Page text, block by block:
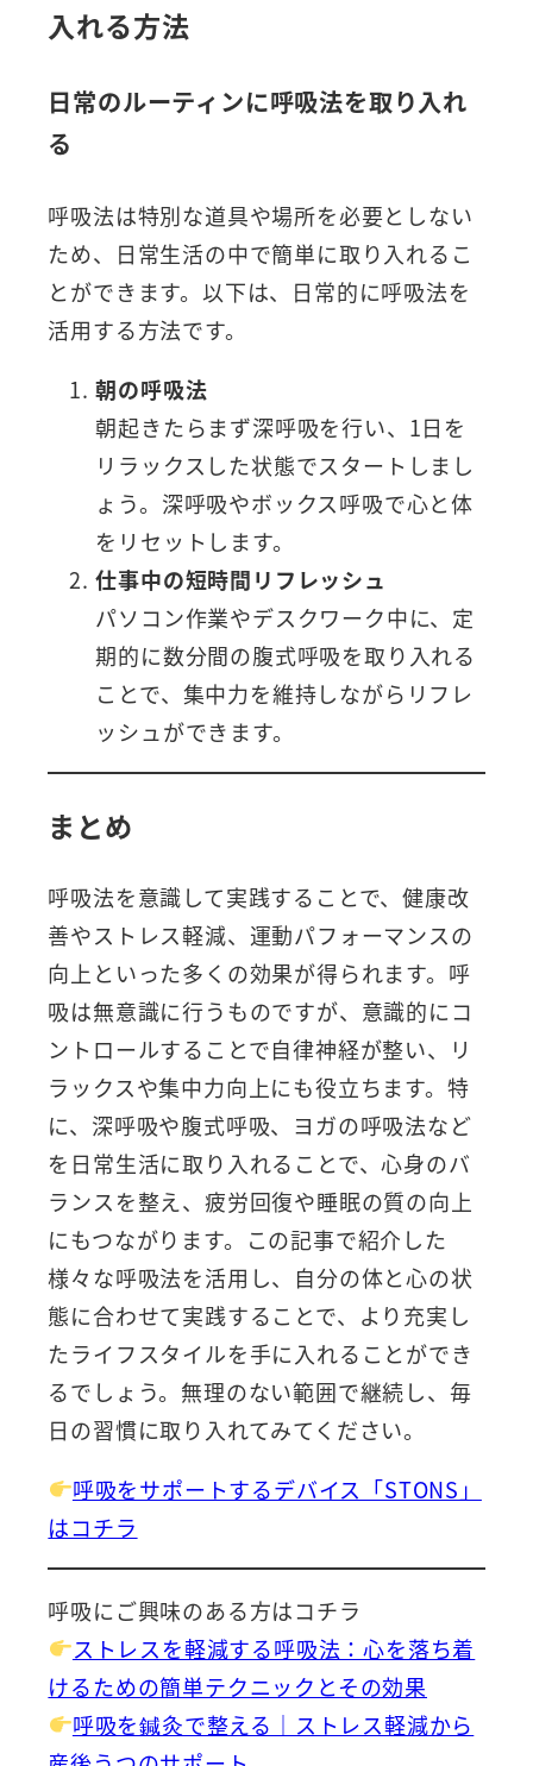
入れる方法
日常のルーティンに呼吸法を取り入れ
る
呼吸法は特別な道具や場所を必要としない
ため、日常生活の中で簡単に取り入れるこ
とができます。以下は、日常的に呼吸法を
活用する方法です。
朝の呼吸法
朝起きたらまず深呼吸を行い、1日を
リラックスした状態でスタートしまし
ょう。深呼吸やボックス呼吸で心と体
をリセットします。
仕事中の短時間リフレッシュ
パソコン作業やデスクワーク中に、定
期的に数分間の腹式呼吸を取り入れる
ことで、集中力を維持しながらリフレ
ッシュができます。
まとめ
呼吸法を意識して実践することで、健康改
善やストレス軽減、運動パフォーマンスの
向上といった多くの効果が得られます。呼
吸は無意識に行うものですが、意識的にコ
ントロールすることで自律神経が整い、リ
ラックスや集中力向上にも役立ちます。特
に、深呼吸や腹式呼吸、ヨガの呼吸法など
を日常生活に取り入れることで、心身のバ
ランスを整え、疲労回復や睡眠の質の向上
にもつながります。この記事で紹介した
様々な呼吸法を活用し、自分の体と心の状
態に合わせて実践することで、より充実し
たライフスタイルを手に入れることができ
るでしょう。無理のない範囲で継続し、毎
日の習慣に取り入れてみてください。
呼吸をサポートするデバイス「STONS」
はコチラ
呼吸にご興味のある方はコチラ
ストレスを軽減する呼吸法：心を落ち着
けるための簡単テクニックとその効果
呼吸を鍼灸で整える｜ストレス軽減から